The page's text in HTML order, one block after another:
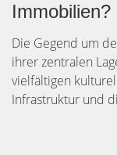
Immobilien?
Die Gegend um
ihrer zentralen
vielfältigen
Infrastruktur und